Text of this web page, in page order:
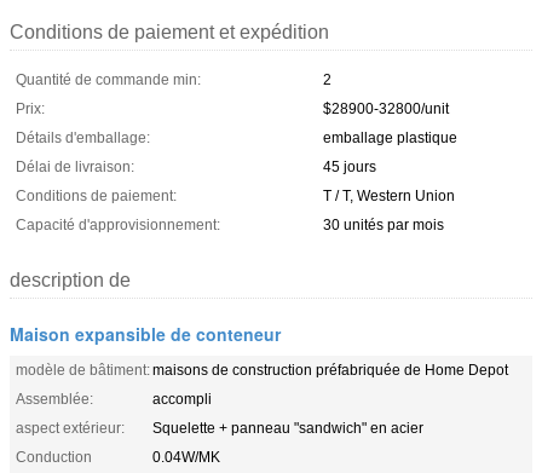
Conditions de paiement et expédition
Quantité de commande min:
2
Prix:
$28900-32800/unit
Détails d'emballage:
emballage plastique
Délai de livraison:
45 jours
Conditions de paiement:
T / T, Western Union
Capacité d'approvisionnement:
30 unités par mois
description de
Maison expansible de conteneur
modèle de bâtiment:maisons de construction préfabriquée de Home Depot
Assemblée:
accompli
aspect extérieur:
Squelette + panneau "sandwich" en acier
Conduction
0.04W/MK